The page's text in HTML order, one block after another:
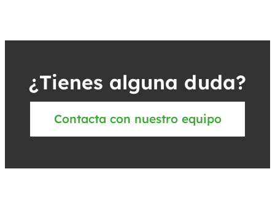
¿Tienes alguna duda?
Contacta con nuestro equipo